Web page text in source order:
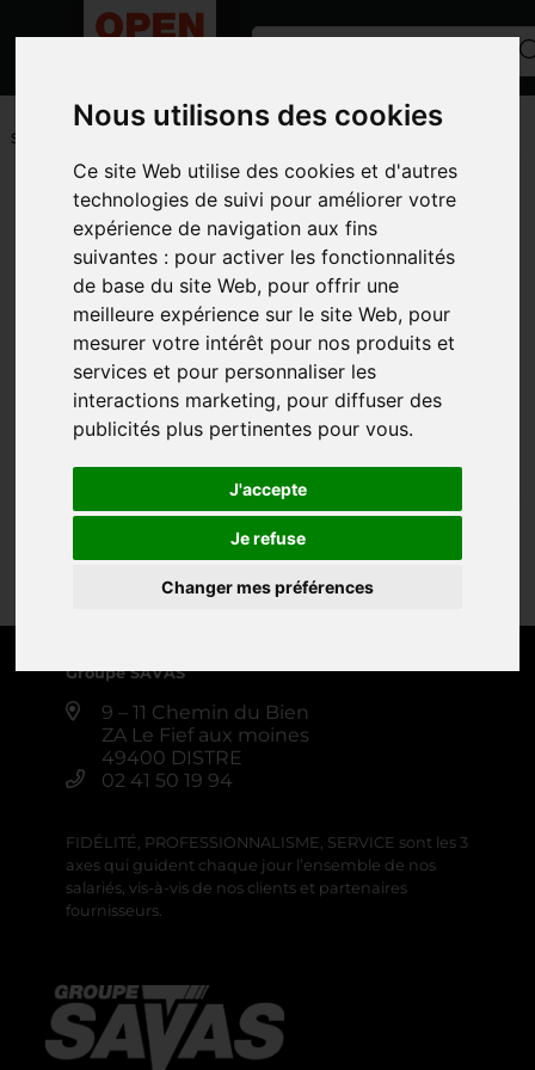
Nous utilisons des cookies
Ce site Web utilise des cookies et d'autres
technologies de suivi pour améliorer votre
expérience de navigation aux fins
suivantes : pour activer les fonctionnalités
de base du site Web, pour offrir une
meilleure expérience sur le site Web, pour
mesurer votre intérêt pour nos produits et
services et pour personnaliser les
interactions marketing, pour diffuser des
publicités plus pertinentes pour vous.
J'accepte
Je refuse
Changer mes préférences
ACCUEIL/PETITS MATÉRIELS ET ACCESSOIRES /PIECES LIBRE-
SERVICE
Toutes les catégories
CATÉGORIES
MARQUES
MODÈLE
PHOTOS
PEINTURE
Créer une alerte
Groupe SAVAS
9 – 11 Chemin du Bien
ZA Le Fief aux moines
49400 DISTRE
02 41 50 19 94
FIDÉLITÉ, PROFESSIONNALISME, SERVICE sont les 3
axes qui guident chaque jour l’ensemble de nos
salariés, vis-à-vis de nos clients et partenaires
fournisseurs.